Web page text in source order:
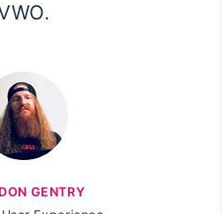
GENTRY